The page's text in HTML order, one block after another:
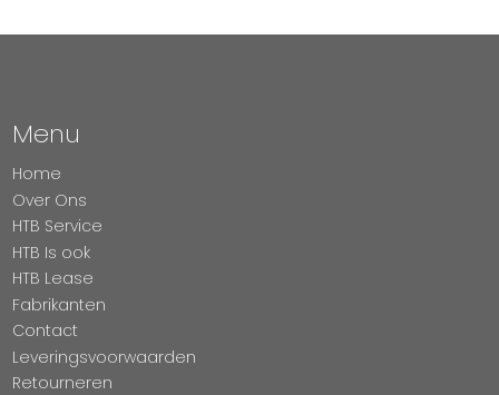
Menu
Home
Over Ons
HTB Service
HTB Is ook
HTB Lease
Fabrikanten
Contact
Leveringsvoorwaarden
Retourneren